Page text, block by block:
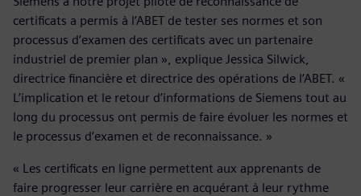
certificats a permis à l’ABET de tester ses normes et son
processus d’examen des certificats avec un partenaire
industriel de premier plan », explique Jessica Silwick,
directrice financière et directrice des opérations de l’ABET. «
L’implication et le retour d’informations de Siemens tout au
long du processus ont permis de faire évoluer les normes et
le processus d’examen et de reconnaissance. »
« Les certificats en ligne permettent aux apprenants de
faire progresser leur carrière en acquérant à leur rythme